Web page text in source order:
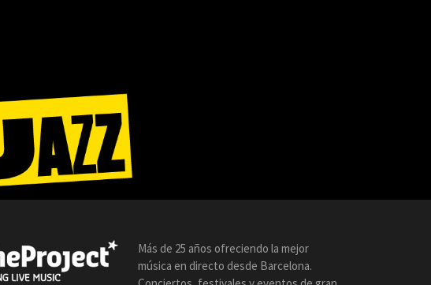
Más de 25 años ofreciendo la mejor
música en directo desde Barcelona.